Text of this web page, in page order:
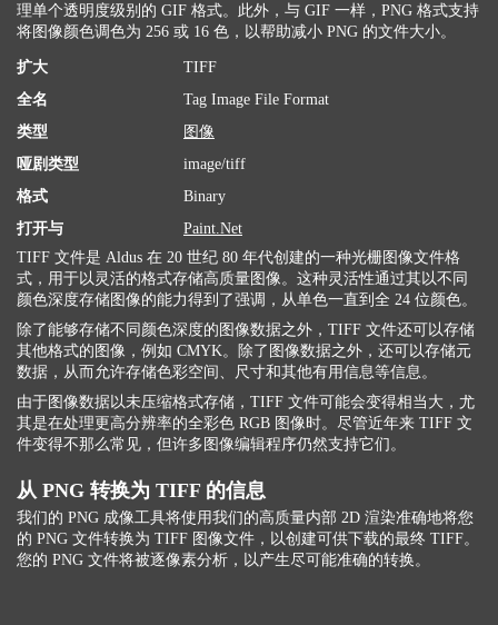
理单个透明度级别的 GIF 格式。此外，与 GIF 一样，PNG 格式支持
将图像颜色调色为 256 或 16 色，以帮助减小 PNG 的文件大小。
扩大
TIFF
全名
Tag Image File Format
类型
图像
哑剧类型
image/tiff
格式
Binary
打开与
Paint.Net
TIFF 文件是 Aldus 在 20 世纪 80 年代创建的一种光栅图像文件格
式，用于以灵活的格式存储高质量图像。这种灵活性通过其以不同
颜色深度存储图像的能力得到了强调，从单色一直到全 24 位颜色。
除了能够存储不同颜色深度的图像数据之外，TIFF 文件还可以存储
其他格式的图像，例如 CMYK。除了图像数据之外，还可以存储元
数据，从而允许存储色彩空间、尺寸和其他有用信息等信息。
由于图像数据以未压缩格式存储，TIFF 文件可能会变得相当大，尤
其是在处理更高分辨率的全彩色 RGB 图像时。尽管近年来 TIFF 文
件变得不那么常见，但许多图像编辑程序仍然支持它们。
从 PNG 转换为 TIFF 的信息
我们的 PNG 成像工具将使用我们的高质量内部 2D 渲染准确地将您
的 PNG 文件转换为 TIFF 图像文件，以创建可供下载的最终 TIFF。
您的 PNG 文件将被逐像素分析，以产生尽可能准确的转换。